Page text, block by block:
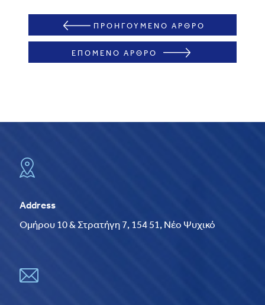
ΠΡΟΗΓΟΥΜΕΝΟ ΑΡΘΡΟ
ΕΠΟΜΕΝΟ ΑΡΘΡΟ
Address
Ομήρου 10 & Στρατήγη 7, 154 51, Νέο Ψυχικό